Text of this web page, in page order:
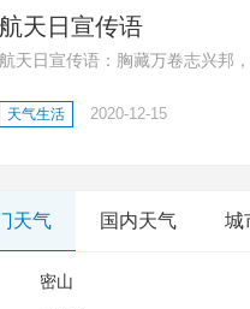
航天日宣传语
航天日宣传语：胸藏万卷志兴邦
凌云之志;缘定寰宇，铭空天之魂;
天气生活 2020-12-15
天气 国内天气 城
密山